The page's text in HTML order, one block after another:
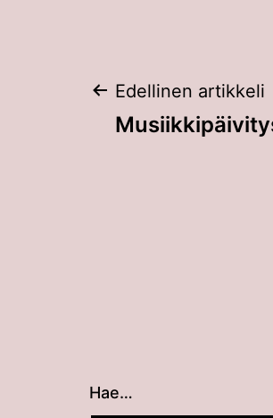
Artikkelien
Edellinen artikkeli
Hae…
Kun tuloksia tulee, voit